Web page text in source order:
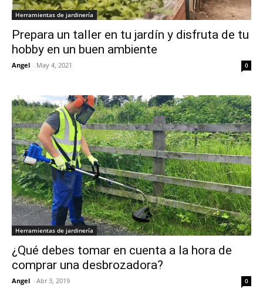
Herramientas de jardinería
Prepara un taller en tu jardín y disfruta de tu
hobby en un buen ambiente
Angel - May 4, 2021 0
Herramientas de jardinería
¿Qué debes tomar en cuenta a la hora de
comprar una desbrozadora?
Angel - Abr 3, 2019 0